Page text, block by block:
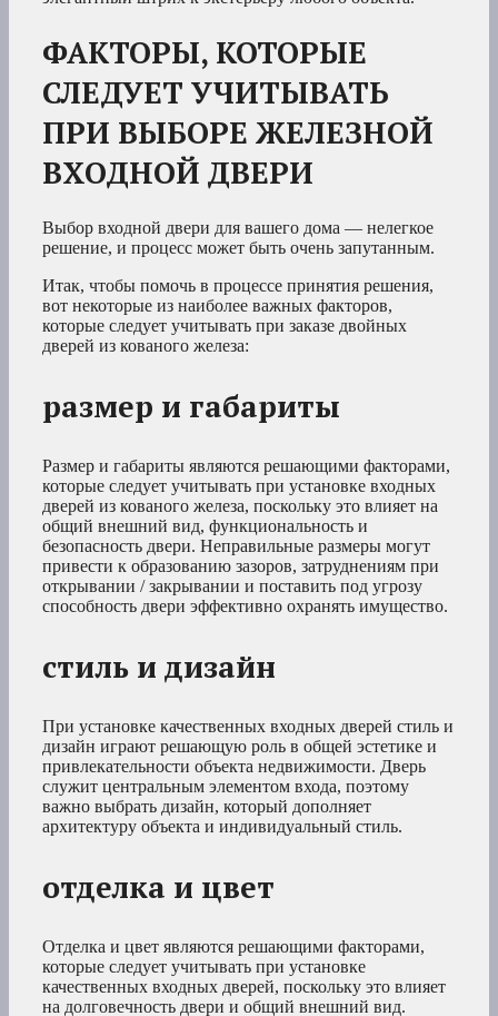
ФАКТОРЫ, КОТОРЫЕ
СЛЕДУЕТ УЧИТЫВАТЬ
ПРИ ВЫБОРЕ ЖЕЛЕЗНОЙ
ВХОДНОЙ ДВЕРИ
Выбор входной двери для вашего дома — нелегкое
решение, и процесс может быть очень запутанным.
Итак, чтобы помочь в процессе принятия решения,
вот некоторые из наиболее важных факторов,
которые следует учитывать при заказе двойных
дверей из кованого железа:
размер и габариты
Размер и габариты являются решающими факторами,
которые следует учитывать при установке входных
дверей из кованого железа, поскольку это влияет на
общий внешний вид, функциональность и
безопасность двери. Неправильные размеры могут
привести к образованию зазоров, затруднениям при
открывании / закрывании и поставить под угрозу
способность двери эффективно охранять имущество.
стиль и дизайн
При установке качественных входных дверей стиль и
дизайн играют решающую роль в общей эстетике и
привлекательности объекта недвижимости. Дверь
служит центральным элементом входа, поэтому
важно выбрать дизайн, который дополняет
архитектуру объекта и индивидуальный стиль.
отделка и цвет
Отделка и цвет являются решающими факторами,
которые следует учитывать при установке
качественных входных дверей, поскольку это влияет
на долговечность двери и общий внешний вид.